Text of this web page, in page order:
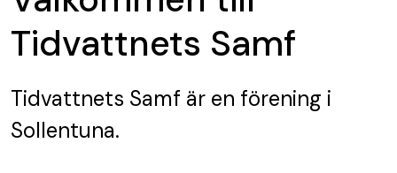
Tidvattnets Samf
Tidvattnets Samf är en förening i
Sollentuna.